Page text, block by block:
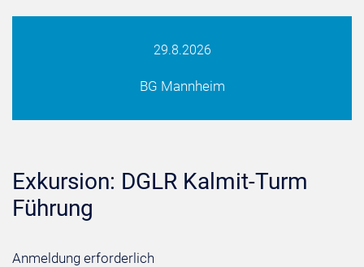
29.8.2026
BG Mannheim
Exkursion: DGLR Kalmit-Turm
Führung
Anmeldung erforderlich